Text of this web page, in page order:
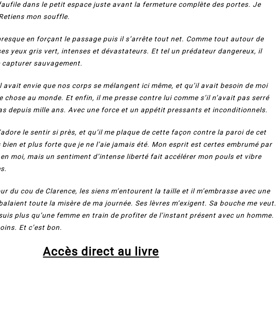
dans le petit espace juste avant la fermeture complète des portes. Je
mon souffle.
en forçant le passage puis il s’arrête tout net. Comme tout autour de
yeux gris vert, intenses et dévastateurs. Et tel un prédateur dangereux, il
sauvagement.
avait envie que nos corps se mélangent ici même, et qu’il avait besoin de moi
chose au monde. Et enfin, il me presse contre lui comme s’il n’avait pas serré
depuis mille ans. Avec une force et un appétit pressants et inconditionnels.
le sentir si près, et qu’il me plaque de cette façon contre la paroi de cet
bien et plus forte que je ne l’aie jamais été. Mon esprit est certes embrumé par
moi, mais un sentiment d’intense liberté fait accélérer mon pouls et vibre
du cou de Clarence, les siens m’entourent la taille et il m’embrasse avec une
toute la misère de ma journée. Ses lèvres m’exigent. Sa bouche me veut.
plus qu’une femme en train de profiter de l’instant présent avec un homme.
Et c’est bon.
Accès direct au livre